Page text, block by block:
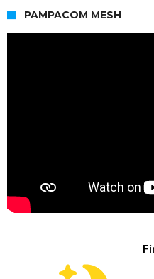
PAMPACOM MESH